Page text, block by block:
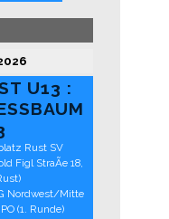
U13 :
Rust SV
Figl StraÃe 18,
Nordwest/Mitte
(1. Runde)